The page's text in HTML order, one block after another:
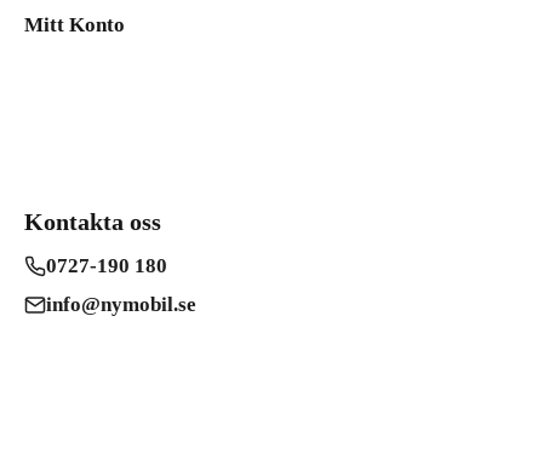
Mitt Konto
Kontakta oss
0727-190 180
info@nymobil.se